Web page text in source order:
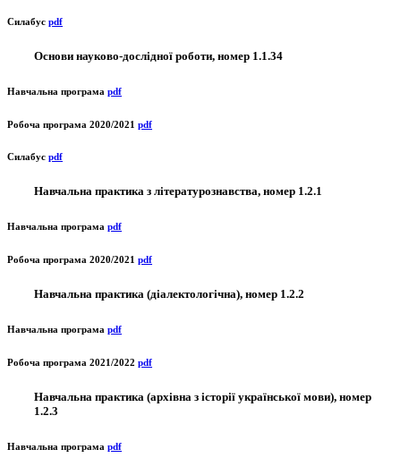
Силабус pdf
Основи науково-дослідної роботи, номер 1.1.34
Навчальна програма pdf
Робоча програма 2020/2021 pdf
Силабус pdf
Навчальна практика з літературознавства, номер 1.2.1
Навчальна програма pdf
Робоча програма 2020/2021 pdf
Навчальна практика (діалектологічна), номер 1.2.2
Навчальна програма pdf
Робоча програма 2021/2022 pdf
Навчальна практика (архівна з історії української мови), номер
1.2.3
Навчальна програма pdf